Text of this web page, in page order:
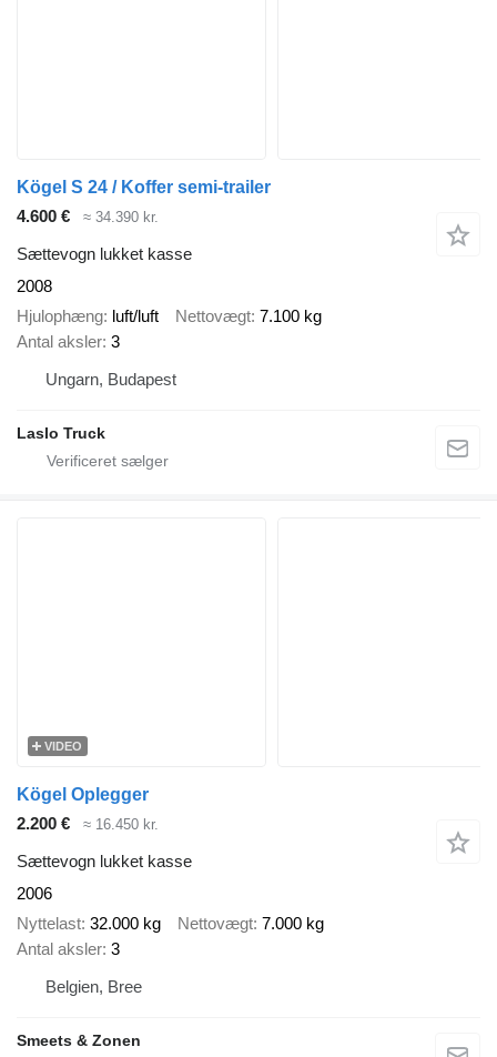
Kögel S 24 / Koffer semi-trailer
4.600 €
≈ 34.390 kr.
Sættevogn lukket kasse
2008
Hjulophæng luft/luft Nettovægt 7.100 kg
Antal aksler 3
Ungarn, Budapest
Laslo Truck
VIDEO
Kögel Oplegger
2.200 €
≈ 16.450 kr.
Sættevogn lukket kasse
2006
Nyttelast 32.000 kg Nettovægt 7.000 kg
Antal aksler 3
Belgien, Bree
Smeets & Zonen